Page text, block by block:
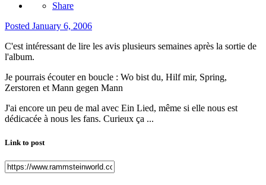
Share
Posted January 6, 2006
C'est intéressant de lire les avis plusieurs semaines après la sortie de
l'album.
Je pourrais écouter en boucle : Wo bist du, Hilf mir, Spring,
Zerstoren et Mann gegen Mann
J'ai encore un peu de mal avec Ein Lied, même si elle nous est
dédicacée à nous les fans. Curieux ça ...
Link to post